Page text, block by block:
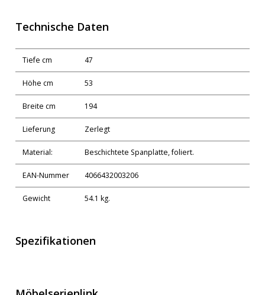
Technische Daten
Tiefe cm 47
Höhe cm 53
Breite cm 194
Lieferung Zerlegt
Material: Beschichtete Spanplatte, foliert.
EAN-Nummer 4066432003206
Gewicht 54.1 kg.
Spezifikationen